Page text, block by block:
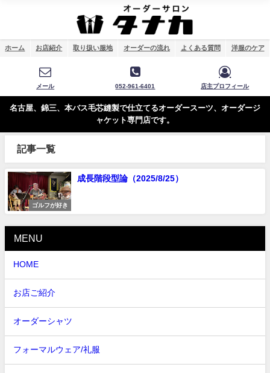
ホーム お店紹介 取り扱い服地 オーダーの流れ よくある質問 洋服のケア
メール 052-961-6401 店主プロフィール
名古屋、錦三、本バス毛芯縫製で仕立てるオーダースーツ、オーダージ
ャケット専門店です。
記事一覧
ゴルフが好き
成長階段型論（2025/8/25）
MENU
HOME
お店ご紹介
オーダーシャツ
フォーマルウェア/礼服